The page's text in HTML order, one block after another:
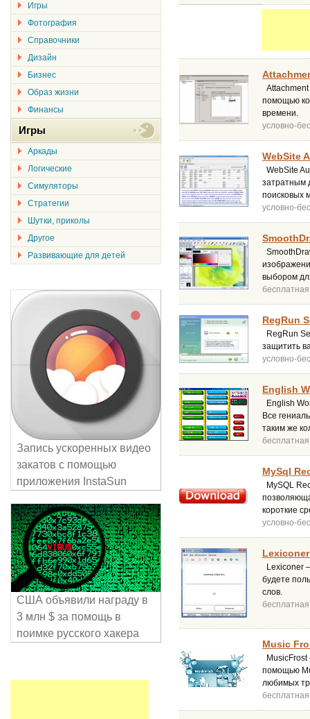
помощью
времени.
условно-
WebSite
WebSite
затратным
поисковых
условно-
выбором
бесплатная
RegRun
RegRun
защитить
условно-
English
English
Все
таким же
бесплатная
MySql
MySQL
короткие
условно-
Lexiconer
будете
слов.
бесплатная
Music
помощью
любимых
бесплатная
Игры
Фотография
Справочники
Дизайн
Бизнес
Образ жизни
Финансы
Игры
Аркады
Логические
Симуляторы
Стратегии
Шутки, приколы
Другое
Развивающие для детей
Запись ускоренных видео
закатов с помощью
приложения InstaSun
США объявили награду в
3 млн $ за помощь в
поимке русского хакера